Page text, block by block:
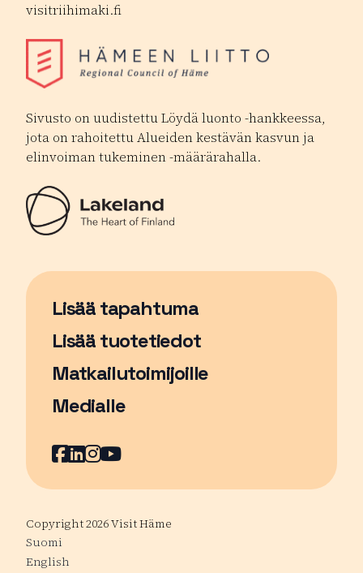
visitriihimaki.fi
Sivusto on uudistettu Löydä luonto -hankkeessa,
jota on rahoitettu Alueiden kestävän kasvun ja
elinvoiman tukeminen -määrärahalla.
Lisää tapahtuma
Sivu avautuu uudessa ikkunassa
Lisää tuotetiedot
Matkailutoimijoille
Medialle
Facebook
Sivu avautuu uudessa ikkunassa
LinkedIn
Sivu avautuu uudessa ikkunassa
Instagram
Sivu avautuu uudessa
YouTube
Sivu avautuu uudessa
Copyright 2026 Visit Häme
Suomi
English